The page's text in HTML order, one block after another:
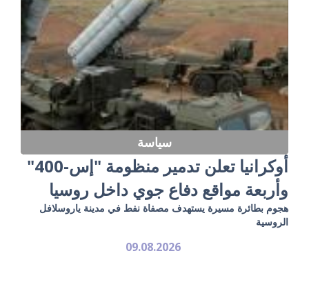
سياسة
أوكرانيا تعلن تدمير منظومة "إس-400"
وأربعة مواقع دفاع جوي داخل روسيا
هجوم بطائرة مسيرة يستهدف مصفاة نفط في مدينة ياروسلافل
الروسية
09.08.2026